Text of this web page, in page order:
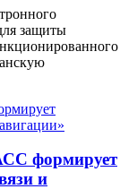
защиты
формирует
и